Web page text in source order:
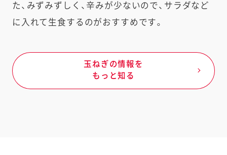
た、みずみずしく、辛みが少ないので、サラダなど
に入れて生食するのがおすすめです。
玉ねぎの情報を
もっと知る